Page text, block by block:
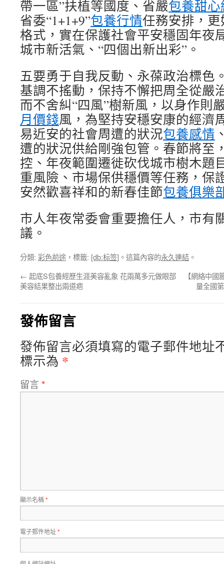
帶一區”扶植等國度、省嚴包養甜心
省委“1+1+9”包養行情任務安排，
格式，實在保護社會平安穩固年夜
城市新活氣、“四個出新出彩”。
五要勇于自我反動、永葆政治標色
基調不搖動，保持不懈把周全從嚴
而不舍糾“四風”樹新風，以身作則
月價錢風，為堅持安穩安康的經濟
易近安的社會周遭的狀況包養感情
遭的狀況供給剛強包管。春節將至
控、年夜範圍遷徙砍伐城市樹木題
重風險、市場保供穩價等任務，保
安然歡喜祥和的新春佳節包養俱樂
市人年夜常委會重要擔任人，市有
議。
分類: 彩色前途 ，標籤: [db:标签] 。這篇內容的永久連結 。
← 起底S包養經歷生涯美容亂象 花兩萬多元做眼部
美容結果整出兩道疤
【網絡中
量全國
發佈留言
發佈留言必須填寫的電子郵件地址
標示為 *
留言 *
顯示名稱*
電子郵件地址*